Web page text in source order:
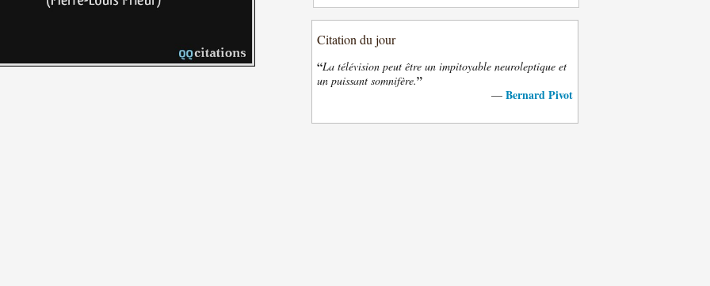
Citation du jour
“La télévision peut être un impitoyable neuroleptique et
un puissant somnifère.”
— Bernard Pivot